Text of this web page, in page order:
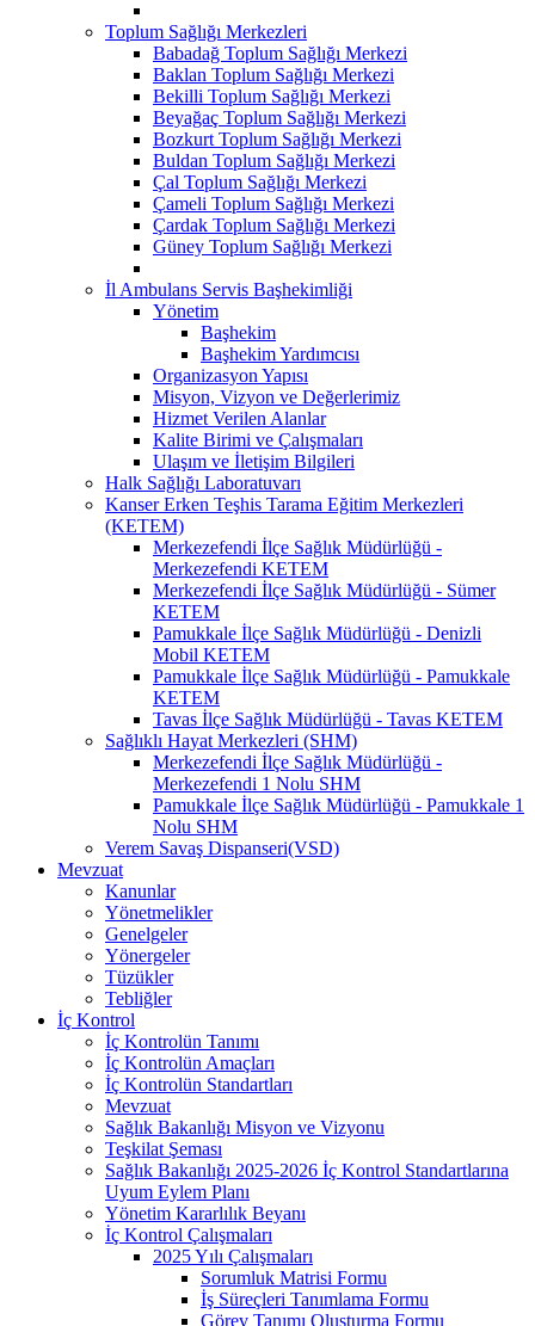
Toplum Sağlığı Merkezleri
Babadağ Toplum Sağlığı Merkezi
Baklan Toplum Sağlığı Merkezi
Bekilli Toplum Sağlığı Merkezi
Beyağaç Toplum Sağlığı Merkezi
Bozkurt Toplum Sağlığı Merkezi
Buldan Toplum Sağlığı Merkezi
Çal Toplum Sağlığı Merkezi
Çameli Toplum Sağlığı Merkezi
Çardak Toplum Sağlığı Merkezi
Güney Toplum Sağlığı Merkezi
İl Ambulans Servis Başhekimliği
Yönetim
Başhekim
Başhekim Yardımcısı
Organizasyon Yapısı
Misyon, Vizyon ve Değerlerimiz
Hizmet Verilen Alanlar
Kalite Birimi ve Çalışmaları
Ulaşım ve İletişim Bilgileri
Halk Sağlığı Laboratuvarı
Kanser Erken Teşhis Tarama Eğitim Merkezleri
(KETEM)
Merkezefendi İlçe Sağlık Müdürlüğü -
Merkezefendi KETEM
Merkezefendi İlçe Sağlık Müdürlüğü - Sümer
KETEM
Pamukkale İlçe Sağlık Müdürlüğü - Denizli
Mobil KETEM
Pamukkale İlçe Sağlık Müdürlüğü - Pamukkale
KETEM
Tavas İlçe Sağlık Müdürlüğü - Tavas KETEM
Sağlıklı Hayat Merkezleri (SHM)
Merkezefendi İlçe Sağlık Müdürlüğü -
Merkezefendi 1 Nolu SHM
Pamukkale İlçe Sağlık Müdürlüğü - Pamukkale 1
Nolu SHM
Verem Savaş Dispanseri(VSD)
Mevzuat
Kanunlar
Yönetmelikler
Genelgeler
Yönergeler
Tüzükler
Tebliğler
İç Kontrol
İç Kontrolün Tanımı
İç Kontrolün Amaçları
İç Kontrolün Standartları
Mevzuat
Sağlık Bakanlığı Misyon ve Vizyonu
Teşkilat Şeması
Sağlık Bakanlığı 2025-2026 İç Kontrol Standartlarına
Uyum Eylem Planı
Yönetim Kararlılık Beyanı
İç Kontrol Çalışmaları
2025 Yılı Çalışmaları
Sorumluk Matrisi Formu
İş Süreçleri Tanımlama Formu
Görev Tanımı Oluşturma Formu